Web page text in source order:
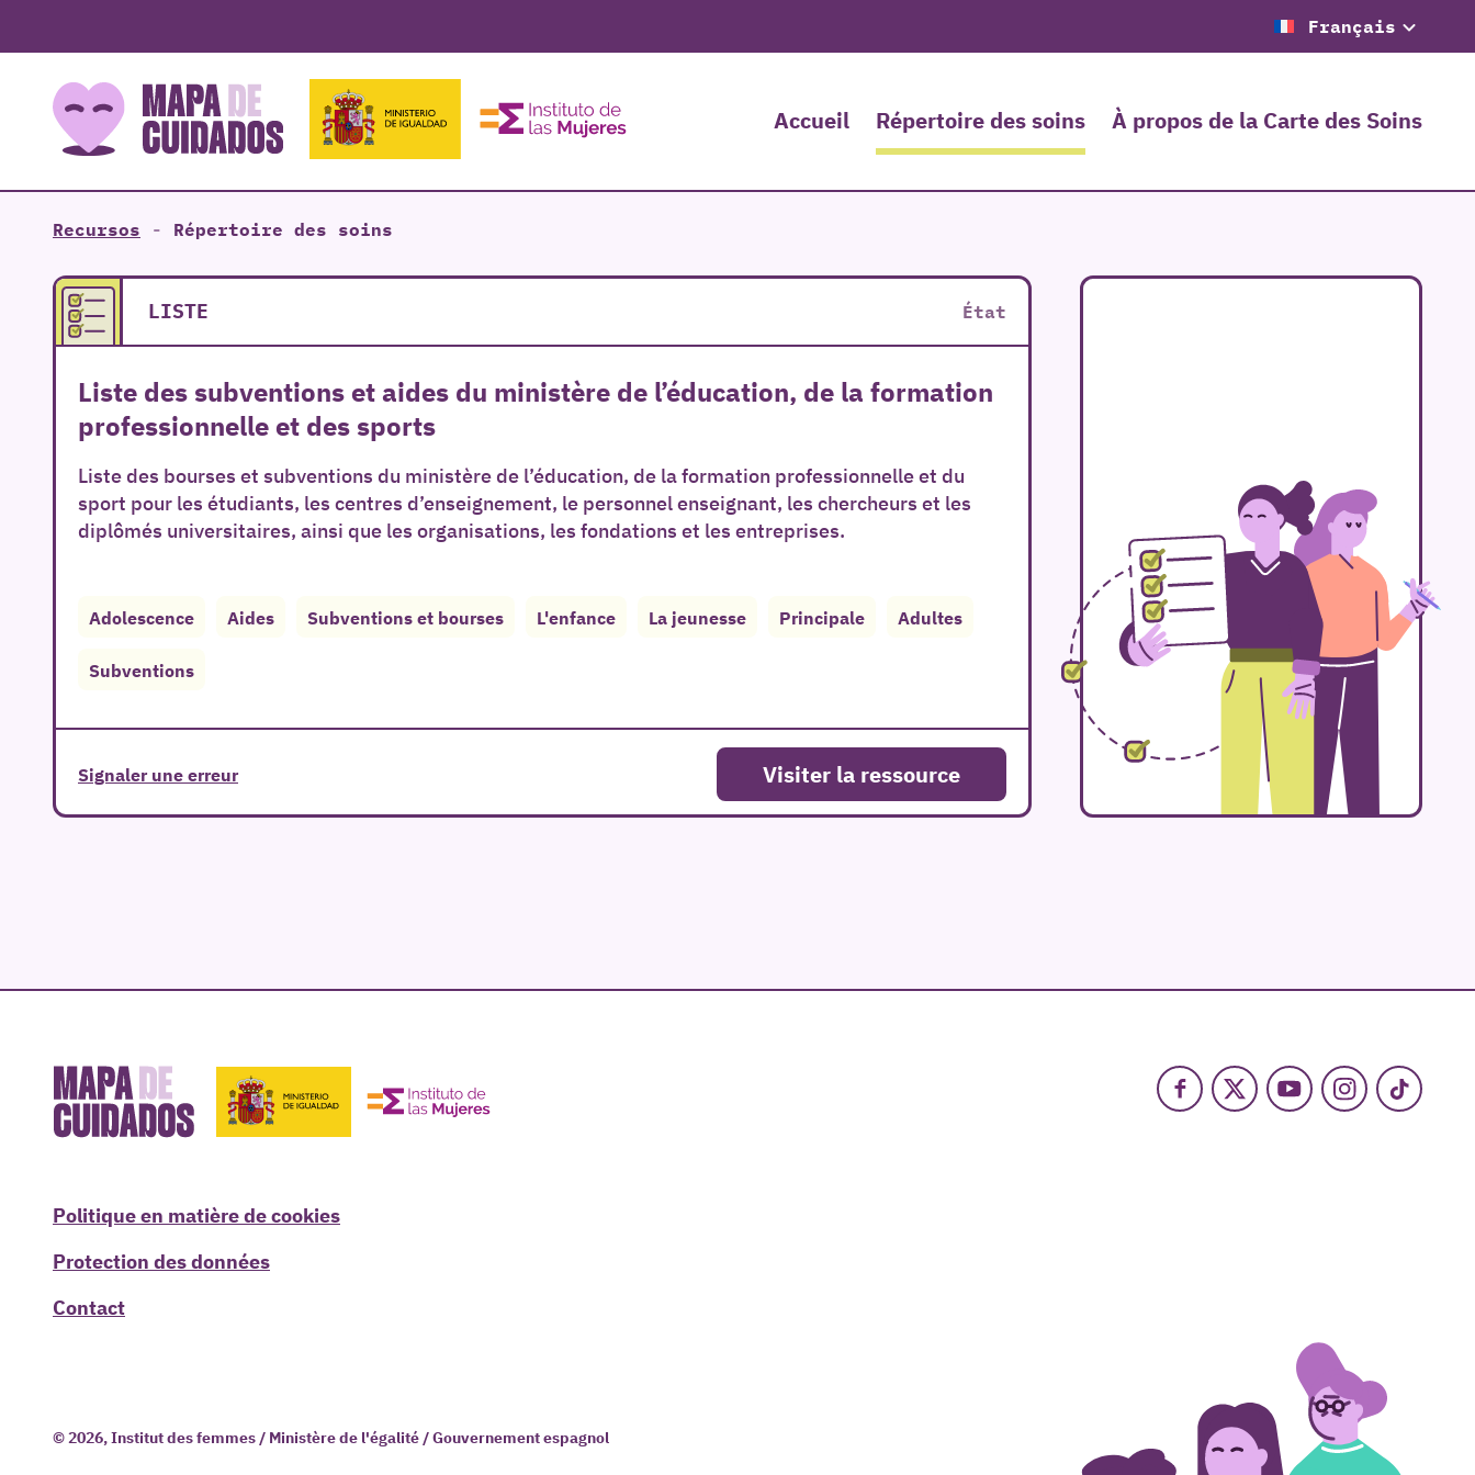
Français
Accueil Répertoire des soins À propos de la Carte des Soins
Recursos - Répertoire des soins
LISTE État
Liste des subventions et aides du ministère de l’éducation, de la formation
professionnelle et des sports
Liste des bourses et subventions du ministère de l’éducation, de la formation professionnelle et du
sport pour les étudiants, les centres d’enseignement, le personnel enseignant, les chercheurs et les
diplômés universitaires, ainsi que les organisations, les fondations et les entreprises.
Adolescence Aides Subventions et bourses L'enfance La jeunesse Principale Adultes
Subventions
Signaler une erreur Visiter la ressource
Facebook
X YoutubeInstagram
TikTok
Politique en matière de cookies
Protection des données
Contact
© 2026, Institut des femmes / Ministère de l'égalité / Gouvernement espagnol